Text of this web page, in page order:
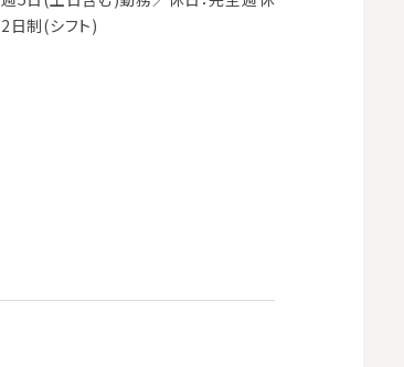
2日制(シフト)